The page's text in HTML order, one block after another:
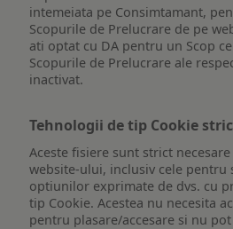
intemeiata pe Consimtamant,
Scopurile de Prelucrare de pe
ati optat cu DA pentru un Scop
Scopurile de Prelucrare ale
inactivat.
Tehnologii de tip Cookie
Aceste fisiere sunt strict
website-ului, inclusiv cele pentru
optiunilor exprimate de dvs. cu
tip Cookie. Acestea nu necesita
pentru plasare/accesare si nu